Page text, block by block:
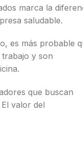
marca la
saludable.
es más probable
y son
que buscan
valor del